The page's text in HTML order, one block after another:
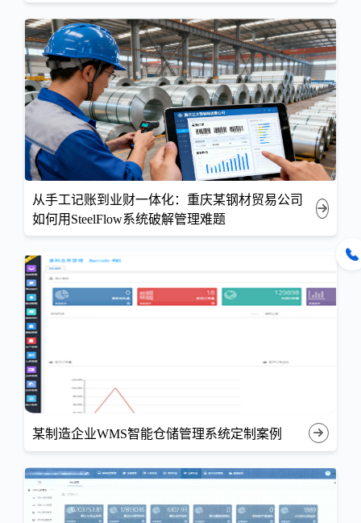
从手工记账到业财一体化：重庆某钢材贸易公司
如何用SteelFlow系统破解管理难题
某制造企业WMS智能仓储管理系统定制案例